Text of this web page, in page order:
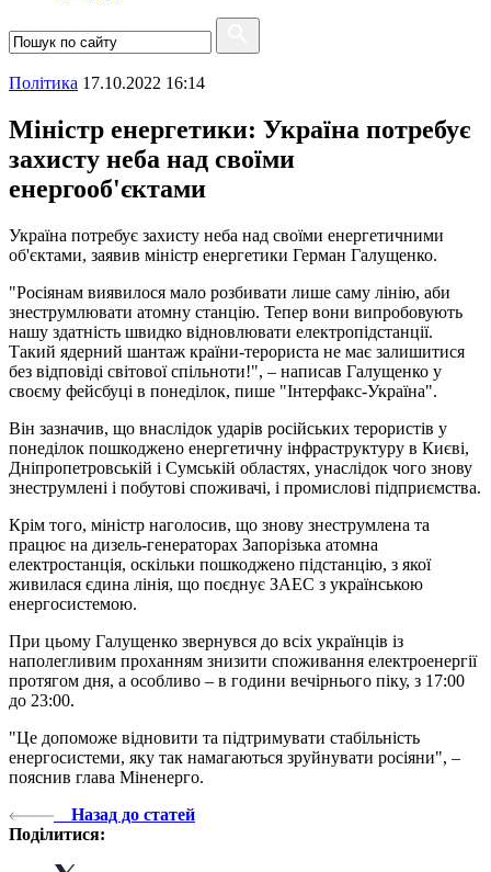
Полiтика 17.10.2022 16:14
Міністр енергетики: Україна потребує
захисту неба над своїми
енергооб'єктами
Україна потребує захисту неба над своїми енергетичними
об'єктами, заявив міністр енергетики Герман Галущенко.
"Росіянам виявилося мало розбивати лише саму лінію, аби
знеструмлювати атомну станцію. Тепер вони випробовують
нашу здатність швидко відновлювати електропідстанції.
Такий ядерний шантаж країни-терориста не має залишитися
без відповіді світової спільноти!", – написав Галущенко у
своєму фейсбуці в понеділок, пише "Інтерфакс-Україна".
Він зазначив, що внаслідок ударів російських терористів у
понеділок пошкоджено енергетичну інфраструктуру в Києві,
Дніпропетровській і Сумській областях, унаслідок чого знову
знеструмлені і побутові споживачі, і промислові підприємства.
Крім того, міністр наголосив, що знову знеструмлена та
працює на дизель-генераторах Запорізька атомна
електростанція, оскільки пошкоджено підстанцію, з якої
живилася єдина лінія, що поєднує ЗАЕС з українською
енергосистемою.
При цьому Галущенко звернувся до всіх українців із
наполегливим проханням знизити споживання електроенергії
протягом дня, а особливо – в години вечірнього піку, з 17:00
до 23:00.
"Це допоможе відновити та підтримувати стабільність
енергосистеми, яку так намагаються зруйнувати росіяни", –
пояснив глава Міненерго.
Назад до статей
Поділитися: